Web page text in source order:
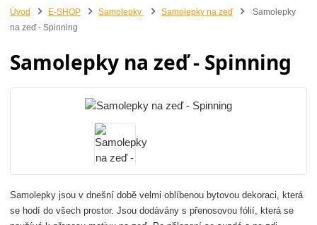
Úvod E-SHOP Samolepky Samolepky na zeď
Samolepky
na zeď - Spinning
Samolepky na zeď - Spinning
Samolepky jsou v dnešní době velmi oblíbenou bytovou dekoraci, která
se hodí do všech prostor. Jsou dodávány s přenosovou fólií, která se